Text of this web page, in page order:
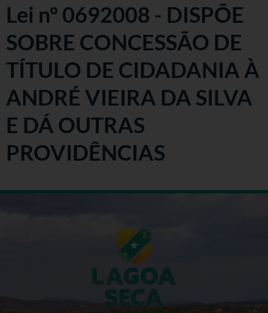
Lei nº 0692008 - DISPÕE
SOBRE CONCESSÃO DE
TÍTULO DE CIDADANIA À
ANDRÉ VIEIRA DA SILVA
E DÁ OUTRAS
PROVIDÊNCIAS